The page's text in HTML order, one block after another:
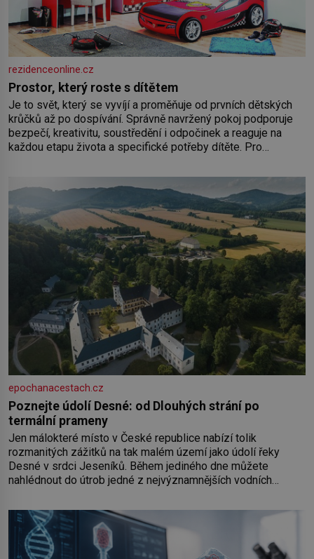
rezidenceonline.cz
Prostor, který roste s dítětem
Je to svět, který se vyvíjí a proměňuje od prvních dětských
krůčků až po dospívání. Správně navržený pokoj podporuje
bezpečí, kreativitu, soustředění i odpočinek a reaguje na
každou etapu života a specifické potřeby dítěte. Pro
by pokoj miminka měl působit především klidně a útulně.
Předškolní věk je
epochanacestach.cz
Poznejte údolí Desné: od Dlouhých strání po
termální prameny
Jen málokteré místo v České republice nabízí tolik
rozmanitých zážitků na tak malém území jako údolí řeky
Desné v srdci Jeseníků. Během jediného dne můžete
nahlédnout do útrob jedné z nejvýznamnějších vodních
koloběžce a den zakončit poznáváním památek ve Velkých
Losinách nebo v termálním